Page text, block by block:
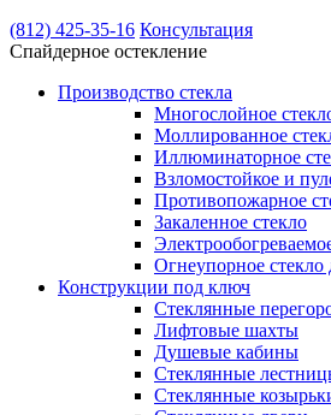
(812) 425-35-16 Консультация
Спайдерное остекление
Производство стекла
Многослойное
Моллированное
Иллюминаторное
Взломостойкое и
Противопожарное
Закаленное стекло
Огнеупорное
Конструкции под ключ
Стеклянные
Лифтовые шахты
Душевые кабины
Cтеклянные
Cтеклянные